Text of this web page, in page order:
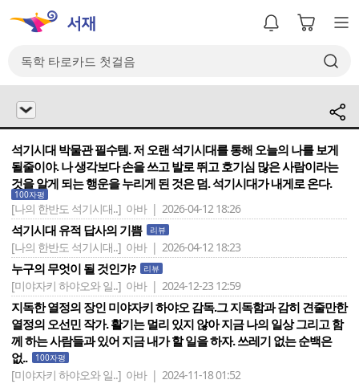
석기시대 박물관 필수템. 저 오랜 석기시대를 통해 오늘의 나를 보게
될줄이야. 나 생각보다 손을 쓰고 발로 뛰고 호기심 많은 사람이라는
것을 알게 되는 행운을 누리게 된 것은 덤. 석기시대가 내게로 온다.
100자평
[나의 한반도 석기시대..] 아바 | 2026-04-12 18:26
석기시대 유적 답사의 기쁨 리뷰
[나의 한반도 석기시대..] 아바 | 2026-04-12 18:23
누구의 무엇이 될 것인가? 리뷰
[미야자키 하야오와 일..] 아바 | 2024-12-23 12:59
지독한 열정의 장인 미야자키 하야오 감독.그 지독함과 감히 견줄만한
열정의 오선민 작가. 활기는 멀리 있지 않아 지금 나의 일상 그리고 함
께 하는 사람들과 있어 지금 내가 할 일을 하자. 쓰레기 없는 순백은
없..
100자평
[미야자키 하야오와 일..] 아바 | 2024-11-18 01:52